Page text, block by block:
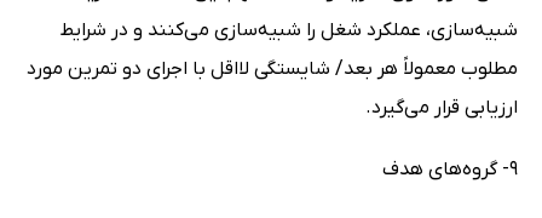
شبیه‌سازی، عملکرد شغل را شبیه‌سازی می‌کنند و در شرایط
مطلوب معمولاً هر بعد/ شایستگی لااقل با اجرای دو تمرین مورد
ارزیابی قرار می‌گیرد.
9- گروه‌های هدف